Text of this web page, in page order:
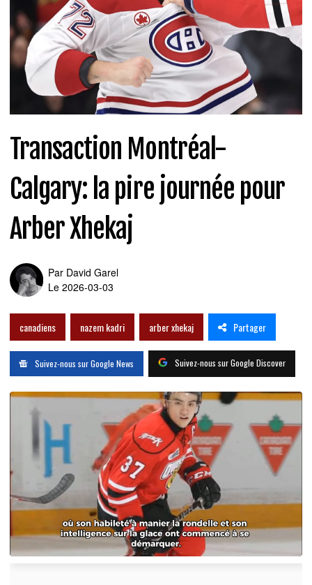
Transaction Montréal-
Calgary: la pire journée pour
Arber Xhekaj
Par David Garel
Le 2026-03-03
canadiens nazem kadri arber xhekaj Partager
Suivez-nous sur Google News Suivez-nous sur Google Discover